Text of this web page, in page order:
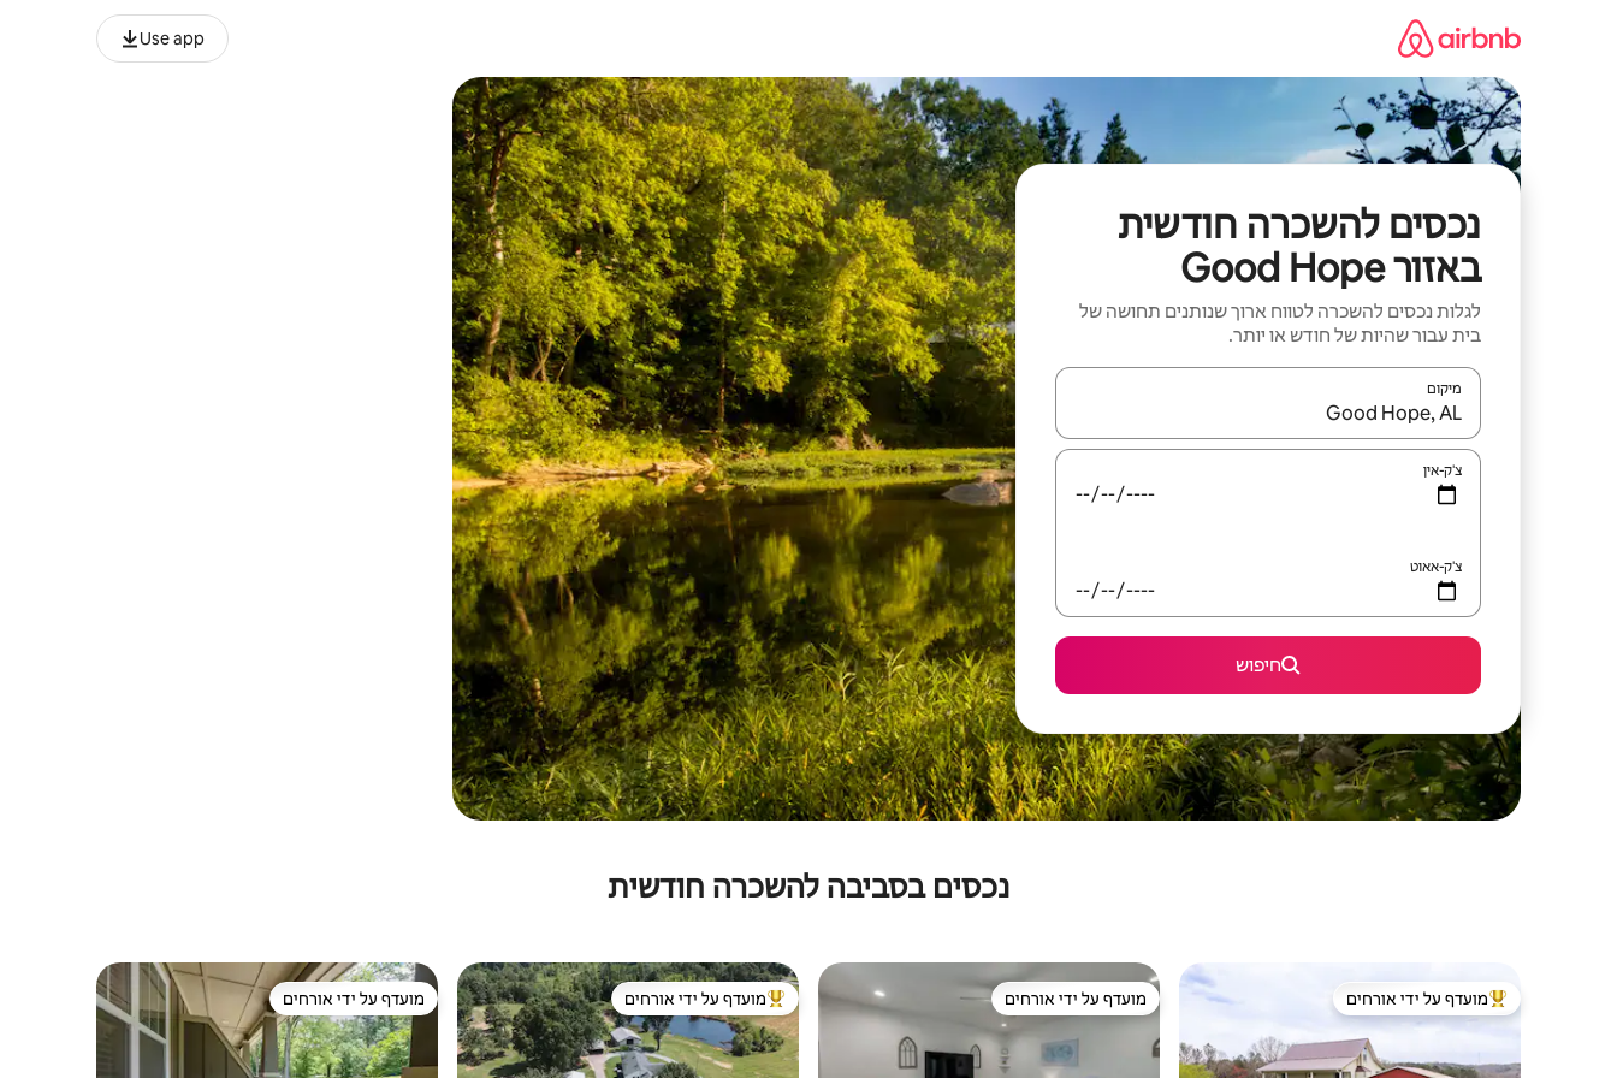
Use app
נכסים להשכרה חודשית
באזור Good Hope
לגלות נכסים להשכרה לטווח ארוך שנותנים תחושה של
בית עבור שהיות של חודש או יותר.
מיקום
כאשר התוצאות יהיו זמינות, יש לנווט עם מקשי החיצים למעלה ולמטה או לעיין בעזרת תנועות מגע או החלקה.
צ'ק-אין
צ'ק-אאוט
חיפוש
נכסים בסביבה להשכרה חודשית
מוביל בקרב נכסים מועדפים על ידי אורחים
מועדף על ידי אורחים מועדף על ידי אורחים
מועדף על ידי אורחים מוביל בקרב נכסים מועדפים על ידי אורחים
מועדף על ידי אורחים מועדף על ידי אורחים
מועדף על ידי אורחים